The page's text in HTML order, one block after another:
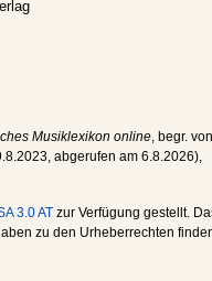
Musiklexikon online , begr.
, abgerufen am 6.8.2026),
3.0 AT zur Verfügung gestellt.
zu den Urheberrechten